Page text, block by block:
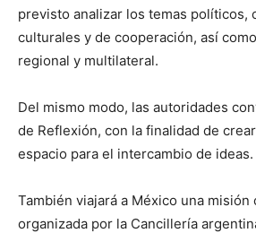
previsto analizar los temas políticos,
culturales y de cooperación, así
regional y multilateral.
Del mismo modo, las autoridades
de Reflexión, con la finalidad de
espacio para el intercambio de ideas.
También viajará a México una misión
organizada por la Cancillería